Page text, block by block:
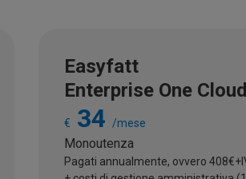
Easyfatt
Enterprise One Cloud
€ 34 /mese
Monoutenza
Pagati annualmente, ovvero